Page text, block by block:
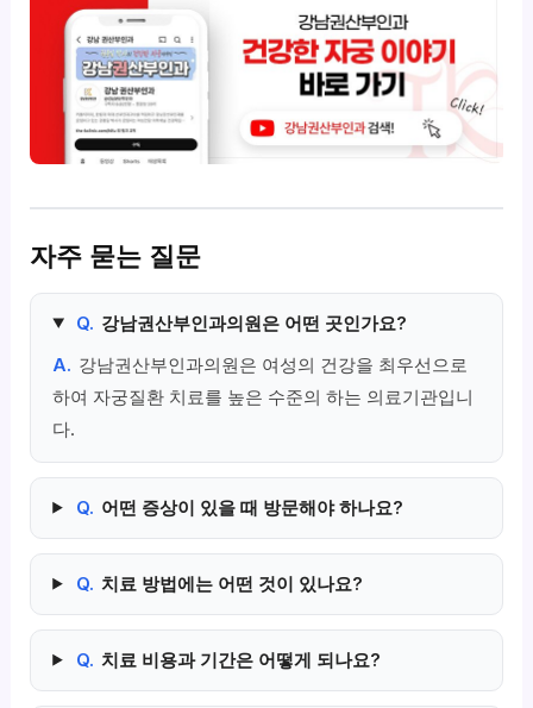
자주 묻는 질문
Q. 강남권산부인과의원은 어떤 곳인가요?
A. 강남권산부인과의원은 여성의 건강을 최우선으로
하여 자궁질환 치료를 높은 수준의 하는 의료기관입니
다.
Q. 어떤 증상이 있을 때 방문해야 하나요?
Q. 치료 방법에는 어떤 것이 있나요?
Q. 치료 비용과 기간은 어떻게 되나요?